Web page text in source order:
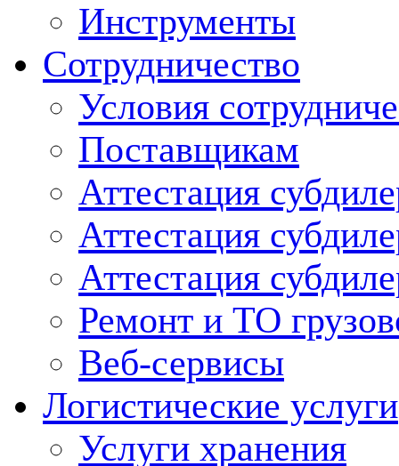
Инструменты
Сотрудничество
Условия
Поставщикам
Аттестация
Аттестация
Аттестация
Ремонт и ТО
Веб-сервисы
Логистические услуги
Услуги хранения